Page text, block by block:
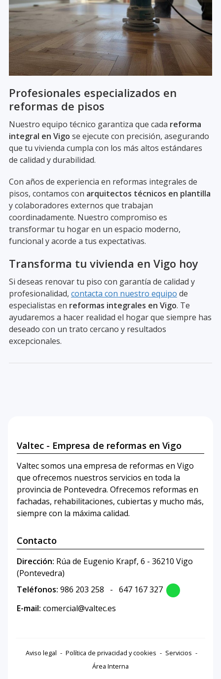
Profesionales especializados en
reformas de pisos
Nuestro equipo técnico garantiza que cada reforma
integral en Vigo se ejecute con precisión, asegurando
que tu vivienda cumpla con los más altos estándares
de calidad y durabilidad.
Con años de experiencia en reformas integrales de
pisos, contamos con arquitectos técnicos en plantilla
y colaboradores externos que trabajan
coordinadamente. Nuestro compromiso es
transformar tu hogar en un espacio moderno,
funcional y acorde a tus expectativas.
Transforma tu vivienda en Vigo hoy
Si deseas renovar tu piso con garantía de calidad y
profesionalidad, contacta con nuestro equipo de
especialistas en reformas integrales en Vigo. Te
ayudaremos a hacer realidad el hogar que siempre has
deseado con un trato cercano y resultados
excepcionales.
Valtec - Empresa de reformas en Vigo
Valtec somos una empresa de reformas en Vigo
que ofrecemos nuestros servicios en toda la
provincia de Pontevedra. Ofrecemos reformas en
fachadas, rehabilitaciones, cubiertas y mucho más,
siempre con la máxima calidad.
Contacto
Dirección: Rúa de Eugenio Krapf, 6 - 36210 Vigo
(Pontevedra)
Teléfonos: 986 203 258 - 647 167 327
E-mail: comercial@valtec.es
Aviso legal - Política de privacidad y cookies - Servicios -
Área Interna